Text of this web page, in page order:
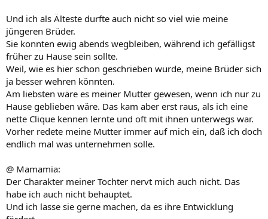
Und ich als Älteste durfte auch nicht so viel wie meine
jüngeren Brüder.
Sie konnten ewig abends wegbleiben, während ich gefälligst
früher zu Hause sein sollte.
Weil, wie es hier schon geschrieben wurde, meine Brüder sich
ja besser wehren könnten.
Am liebsten wäre es meiner Mutter gewesen, wenn ich nur zu
Hause geblieben wäre. Das kam aber erst raus, als ich eine
nette Clique kennen lernte und oft mit ihnen unterwegs war.
Vorher redete meine Mutter immer auf mich ein, daß ich doch
endlich mal was unternehmen solle.
@ Mamamia:
Der Charakter meiner Tochter nervt mich auch nicht. Das
habe ich auch nicht behauptet.
Und ich lasse sie gerne machen, da es ihre Entwicklung